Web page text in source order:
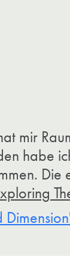
mir
habe
Die